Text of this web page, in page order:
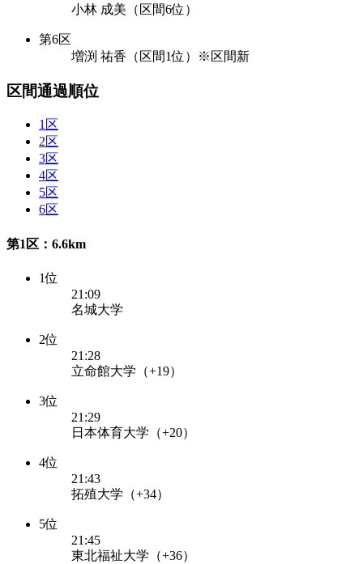
小林 成美（区間6位）
第6区
増渕 祐香（区間1位）※区間新
区間通過順位
1区
2区
3区
4区
5区
6区
第1区：6.6km
1位
21:09
名城大学
2位
21:28
立命館大学（+19）
3位
21:29
日本体育大学（+20）
4位
21:43
拓殖大学（+34）
5位
21:45
東北福祉大学（+36）